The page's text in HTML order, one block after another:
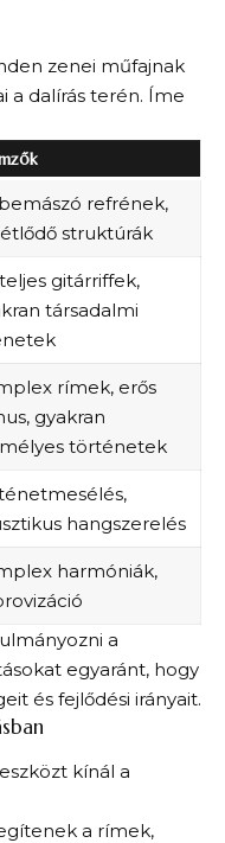
zenei műfajnak
a dalírás terén. Íme
refrének,
struktúrák
gitárriffek,
társadalmi
rímek, erős
gyakran
történetek
hangszerelés
harmóniák,
a
egyaránt, hogy
és fejlődési irányait.
kínál a
a rímek,